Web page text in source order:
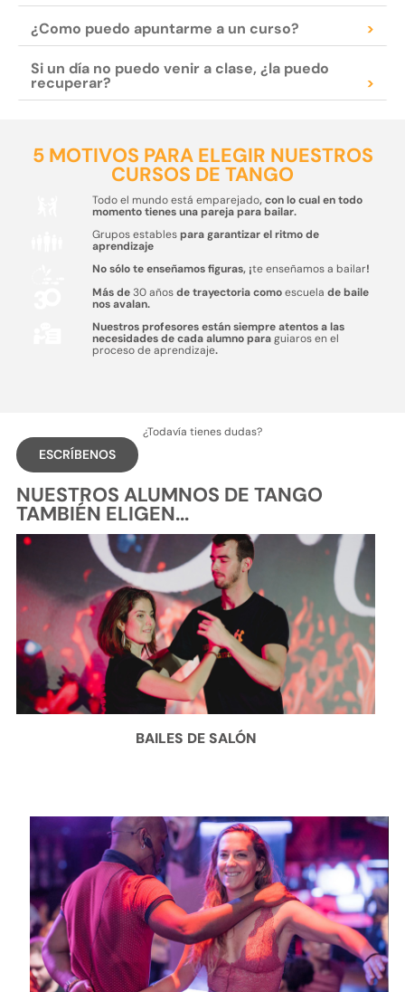
¿Como puedo apuntarme a un curso? >
Si un día no puedo venir a clase, ¿la puedo
recuperar? >
5 MOTIVOS PARA ELEGIR NUESTROS
CURSOS DE TANGO
Todo el mundo está emparejado, con lo cual en todo
momento tienes una pareja para bailar.
Grupos establespara garantizar el ritmo de
aprendizaje
No sólo te enseñamos figuras, ¡te enseñamos a bailar!
Más de30 añosde trayectoria comoescuela de baile
nos avalan.
Nuestros profesores están siempre atentos a las
necesidades de cada alumno paraguiaros en el
proceso de aprendizaje.
¿Todavía tienes dudas?
ESCRÍBENOS
NUESTROS ALUMNOS DE TANGO
TAMBIÉN ELIGEN...
BAILES DE SALÓN